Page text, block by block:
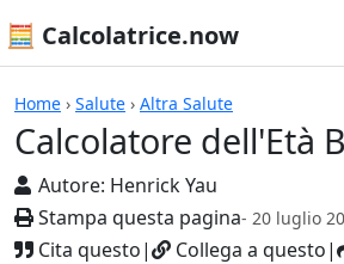
🧮 Calcolatrice.now
Home › Salute › Altra Salute
Calcolatore dell'Età
Autore: Henrick Yau
Stampa questa pagina- 20 luglio
Cita questo| Collega a questo|
Calcolatrici